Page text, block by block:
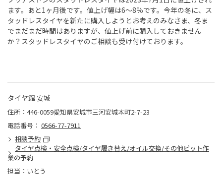
ます。あと1ヶ月後です。値上げ幅は6～8％です。今年の冬に、ス
タッドレスタイヤを新たに購入しようとお考えのみなさま、冬ま
でまだまだ時間はありますが、値上げ前に購入しておきません
か？スタッドレスタイヤのご相談も受け付けております。
タイヤ館 安城
住所：446-0059愛知県安城市三河安城本町2-7-23
電話番号： 0566-77-7911
相談予約
タイヤ点検・安全点検/タイヤ履き替え/オイル交換/その他ピット作
業の予約
担当：いとう